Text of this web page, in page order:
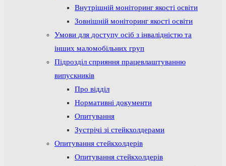
Внутрішній моніторинг якості освіти
Зовнішній моніторинг якості освіти
Умови для доступу осіб з інвалідністю та
інших маломобільних груп
Підрозділ сприяння працевлаштуванню
випускників
Про відділ
Нормативні документи
Опитування
Зустрічі зі стейкхолдерами
Опитування стейкхолдерів
Опитування стейкхолдерів